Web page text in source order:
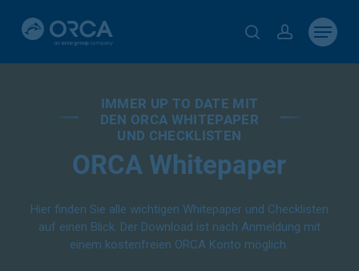
content
searchaccount
Menu
IMMER UP TO DATE MIT
DEN ORCA WHITEPAPER
UND CHECKLISTEN
ORCA Whitepaper
Hier finden Sie alle wichtigen Whitepaper und Checklisten
auf einen Blick. Der Download ist nach Anmeldung mit
einem kostenfreien ORCA Konto möglich.